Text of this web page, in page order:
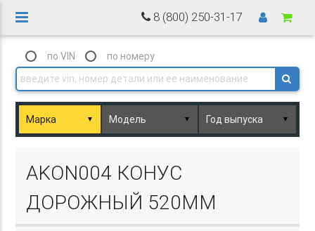
8 (800) 250-31-17
по VIN по номеру
▼ ▼ ▼
AKON004 КОНУС
ДОРОЖНЫЙ 520ММ